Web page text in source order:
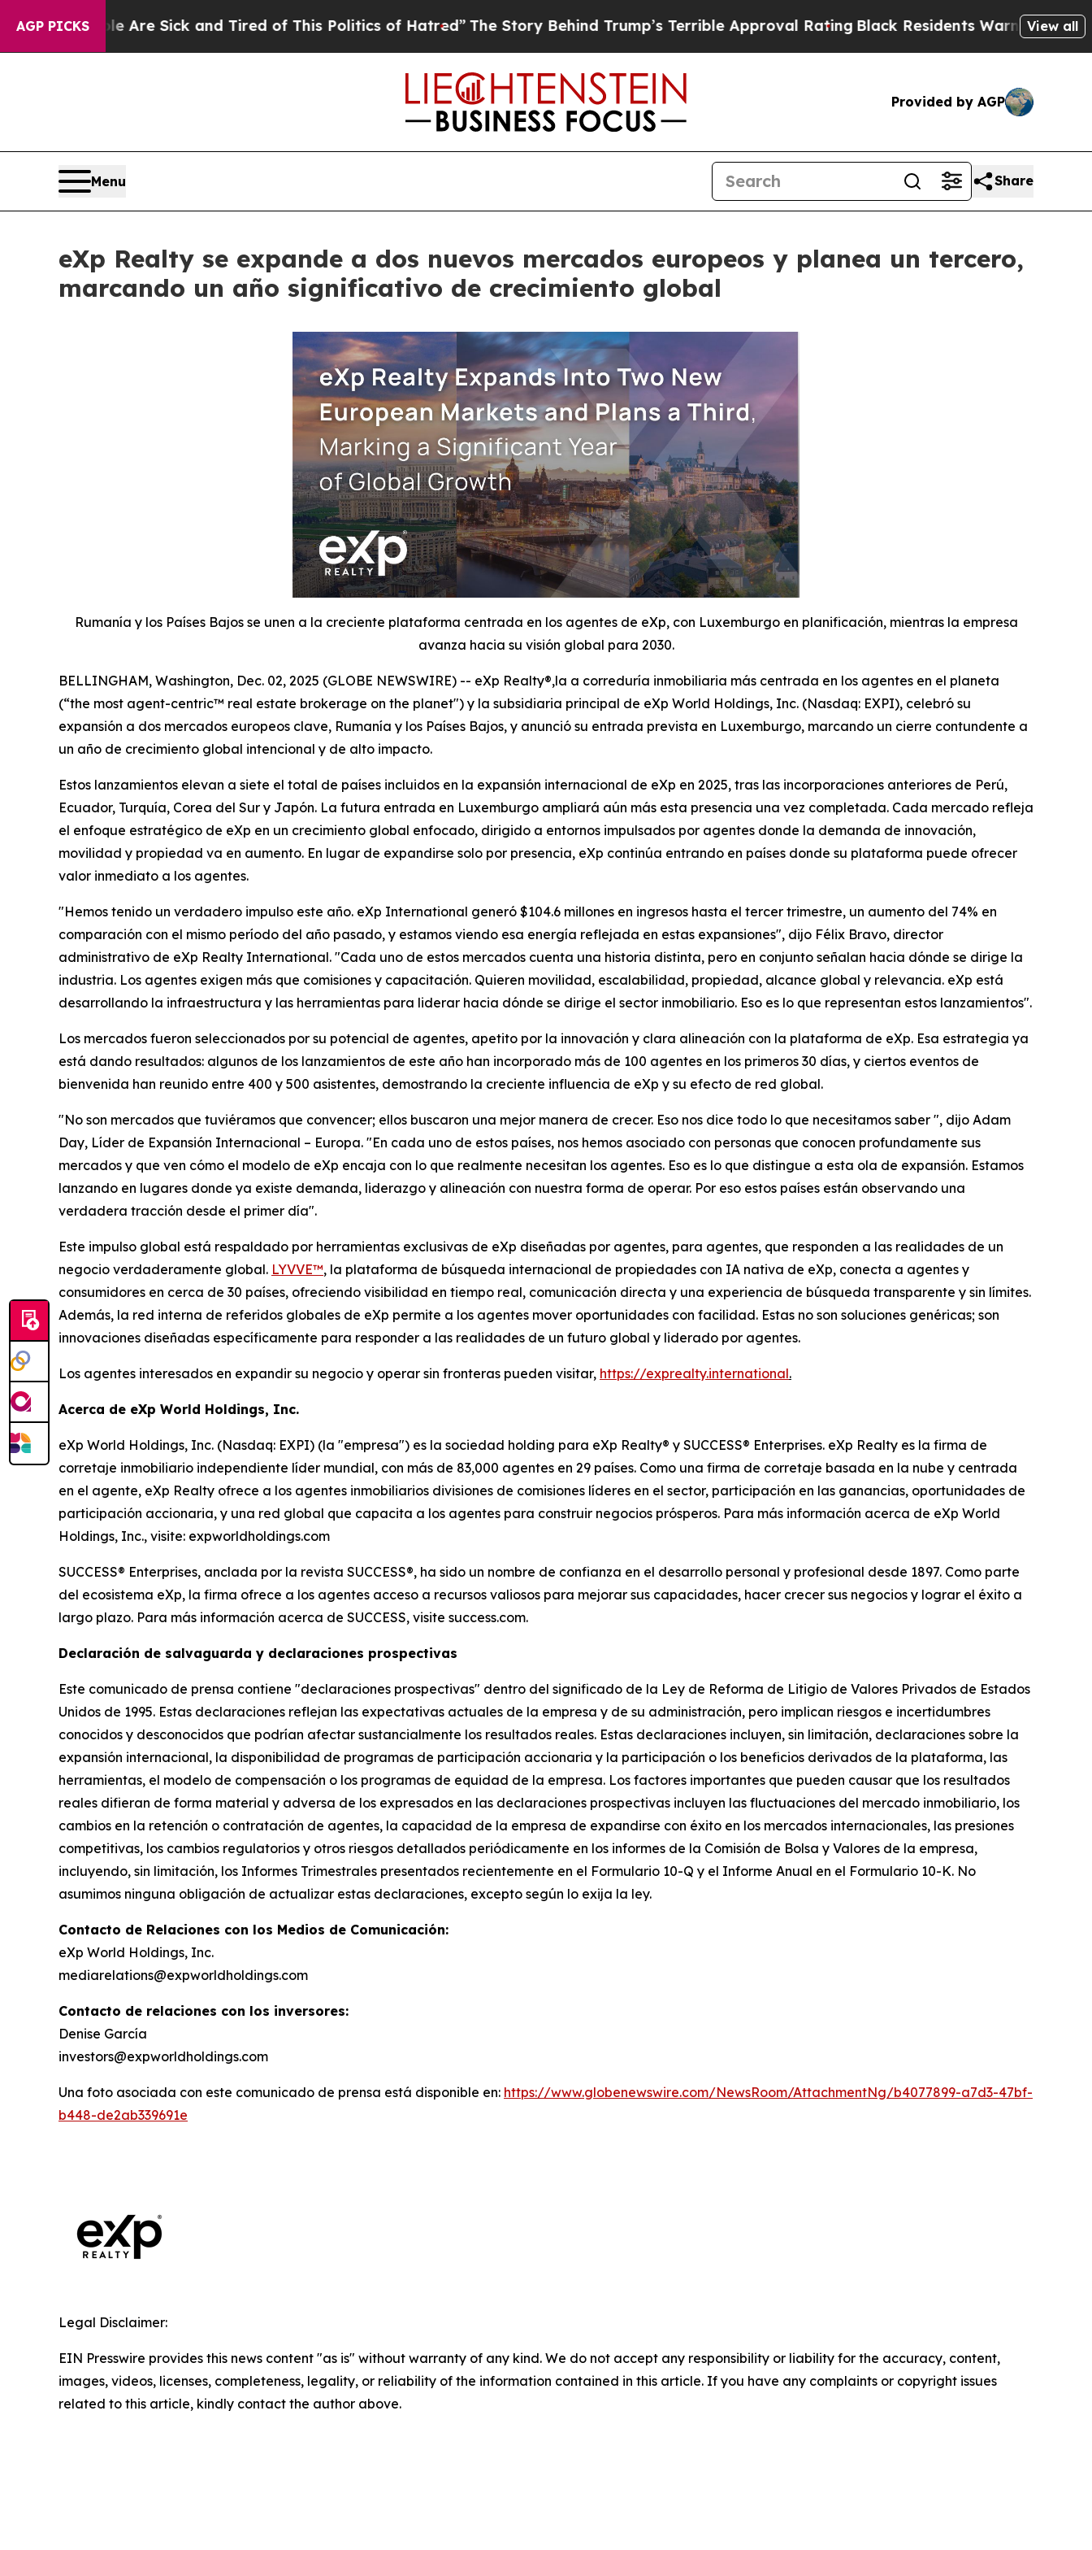
AGP PICKS
Are Sick and Tired of This Politics of Hatred”The Story Behind Trump’s Terrible Approval RatingBlack Residents Warned of Abusive Cops
View all
Provided by AGP
Menu Share
eXp Realty se expande a dos nuevos mercados europeos y planea un tercero,
marcando un año significativo de crecimiento global
Rumanía y los Países Bajos se unen a la creciente plataforma centrada en los agentes de eXp, con Luxemburgo en planificación, mientras la empresa
avanza hacia su visión global para 2030.
BELLINGHAM, Washington, Dec. 02, 2025 (GLOBE NEWSWIRE) -- eXp Realty®,la a correduría inmobiliaria más centrada en los agentes en el planeta
(“the most agent-centric™ real estate brokerage on the planet") y la subsidiaria principal de eXp World Holdings, Inc. (Nasdaq: EXPI), celebró su
expansión a dos mercados europeos clave, Rumanía y los Países Bajos, y anunció su entrada prevista en Luxemburgo, marcando un cierre contundente a
un año de crecimiento global intencional y de alto impacto.
Estos lanzamientos elevan a siete el total de países incluidos en la expansión internacional de eXp en 2025, tras las incorporaciones anteriores de Perú,
Ecuador, Turquía, Corea del Sur y Japón. La futura entrada en Luxemburgo ampliará aún más esta presencia una vez completada. Cada mercado refleja
el enfoque estratégico de eXp en un crecimiento global enfocado, dirigido a entornos impulsados por agentes donde la demanda de innovación,
movilidad y propiedad va en aumento. En lugar de expandirse solo por presencia, eXp continúa entrando en países donde su plataforma puede ofrecer
valor inmediato a los agentes.
"Hemos tenido un verdadero impulso este año. eXp International generó $104.6 millones en ingresos hasta el tercer trimestre, un aumento del 74% en
comparación con el mismo período del año pasado, y estamos viendo esa energía reflejada en estas expansiones", dijo Félix Bravo, director
administrativo de eXp Realty International. "Cada uno de estos mercados cuenta una historia distinta, pero en conjunto señalan hacia dónde se dirige la
industria. Los agentes exigen más que comisiones y capacitación. Quieren movilidad, escalabilidad, propiedad, alcance global y relevancia. eXp está
desarrollando la infraestructura y las herramientas para liderar hacia dónde se dirige el sector inmobiliario. Eso es lo que representan estos lanzamientos".
Los mercados fueron seleccionados por su potencial de agentes, apetito por la innovación y clara alineación con la plataforma de eXp. Esa estrategia ya
está dando resultados: algunos de los lanzamientos de este año han incorporado más de 100 agentes en los primeros 30 días, y ciertos eventos de
bienvenida han reunido entre 400 y 500 asistentes, demostrando la creciente influencia de eXp y su efecto de red global.
"No son mercados que tuviéramos que convencer; ellos buscaron una mejor manera de crecer. Eso nos dice todo lo que necesitamos saber ", dijo Adam
Day, Líder de Expansión Internacional – Europa. "En cada uno de estos países, nos hemos asociado con personas que conocen profundamente sus
mercados y que ven cómo el modelo de eXp encaja con lo que realmente necesitan los agentes. Eso es lo que distingue a esta ola de expansión. Estamos
lanzando en lugares donde ya existe demanda, liderazgo y alineación con nuestra forma de operar. Por eso estos países están observando una
verdadera tracción desde el primer día".
Este impulso global está respaldado por herramientas exclusivas de eXp diseñadas por agentes, para agentes, que responden a las realidades de un
negocio verdaderamente global. LYVVE™, la plataforma de búsqueda internacional de propiedades con IA nativa de eXp, conecta a agentes y
consumidores en cerca de 30 países, ofreciendo visibilidad en tiempo real, comunicación directa y una experiencia de búsqueda transparente y sin límites.
Además, la red interna de referidos globales de eXp permite a los agentes mover oportunidades con facilidad. Estas no son soluciones genéricas; son
innovaciones diseñadas específicamente para responder a las realidades de un futuro global y liderado por agentes.
Los agentes interesados en expandir su negocio y operar sin fronteras pueden visitar, https://exprealty.international.
Acerca de eXp World Holdings, Inc.
eXp World Holdings, Inc. (Nasdaq: EXPI) (la "empresa") es la sociedad holding para eXp Realty® y SUCCESS® Enterprises. eXp Realty es la firma de
corretaje inmobiliario independiente líder mundial, con más de 83,000 agentes en 29 países. Como una firma de corretaje basada en la nube y centrada
en el agente, eXp Realty ofrece a los agentes inmobiliarios divisiones de comisiones líderes en el sector, participación en las ganancias, oportunidades de
participación accionaria, y una red global que capacita a los agentes para construir negocios prósperos. Para más información acerca de eXp World
Holdings, Inc., visite: expworldholdings.com
SUCCESS® Enterprises, anclada por la revista SUCCESS®, ha sido un nombre de confianza en el desarrollo personal y profesional desde 1897. Como parte
del ecosistema eXp, la firma ofrece a los agentes acceso a recursos valiosos para mejorar sus capacidades, hacer crecer sus negocios y lograr el éxito a
largo plazo. Para más información acerca de SUCCESS, visite success.com.
Declaración de salvaguarda y declaraciones prospectivas
Este comunicado de prensa contiene "declaraciones prospectivas" dentro del significado de la Ley de Reforma de Litigio de Valores Privados de Estados
Unidos de 1995. Estas declaraciones reflejan las expectativas actuales de la empresa y de su administración, pero implican riesgos e incertidumbres
conocidos y desconocidos que podrían afectar sustancialmente los resultados reales. Estas declaraciones incluyen, sin limitación, declaraciones sobre la
expansión internacional, la disponibilidad de programas de participación accionaria y la participación o los beneficios derivados de la plataforma, las
herramientas, el modelo de compensación o los programas de equidad de la empresa. Los factores importantes que pueden causar que los resultados
reales difieran de forma material y adversa de los expresados en las declaraciones prospectivas incluyen las fluctuaciones del mercado inmobiliario, los
cambios en la retención o contratación de agentes, la capacidad de la empresa de expandirse con éxito en los mercados internacionales, las presiones
competitivas, los cambios regulatorios y otros riesgos detallados periódicamente en los informes de la Comisión de Bolsa y Valores de la empresa,
incluyendo, sin limitación, los Informes Trimestrales presentados recientemente en el Formulario 10-Q y el Informe Anual en el Formulario 10-K. No
asumimos ninguna obligación de actualizar estas declaraciones, excepto según lo exija la ley.
Contacto de Relaciones con los Medios de Comunicación:
eXp World Holdings, Inc.
mediarelations@expworldholdings.com
Contacto de relaciones con los inversores:
Denise García
investors@expworldholdings.com
Una foto asociada con este comunicado de prensa está disponible en: https://www.globenewswire.com/NewsRoom/AttachmentNg/b4077899-a7d3-47bf-
b448-de2ab339691e
Legal Disclaimer:
EIN Presswire provides this news content "as is" without warranty of any kind. We do not accept any responsibility or liability for the accuracy, content,
images, videos, licenses, completeness, legality, or reliability of the information contained in this article. If you have any complaints or copyright issues
related to this article, kindly contact the author above.